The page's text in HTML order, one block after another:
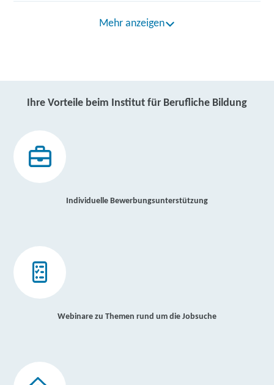
Mehr anzeigen
Ihre Vorteile beim Institut für Berufliche Bildung
Individuelle Bewerbungsunterstützung
Webinare zu Themen rund um die Jobsuche